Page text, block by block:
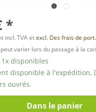
*
incl. TVA etexcl. Des frais de port.
varier lors du passage à la
disponibles
disponible à l'expédition,
ouvrés.
Dans le panier